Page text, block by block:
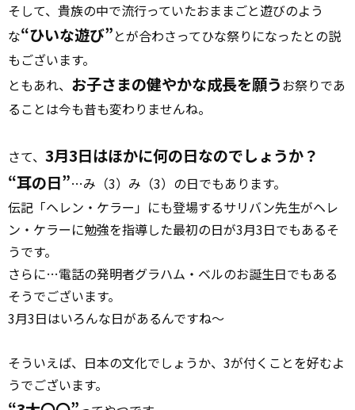
そして、貴族の中で流行っていたおままごと遊びのよう
な“ひいな遊び”とが合わさってひな祭りになったとの説
もございます。
ともあれ、 お子さまの健やかな成長を願うお祭りであ
ることは今も昔も変わりませんね。
さて、 3月3日はほかに何の日なのでしょうか？
“耳の日”…み（3）み（3）の日でもあります。
伝記「ヘレン・ケラー」にも登場するサリバン先生がヘレ
ン・ケラーに勉強を指導した最初の日が3月3日でもあるそ
うです。
さらに…電話の発明者グラハム・ベルのお誕生日でもある
そうでございます。
3月3日はいろんな日があるんですね〜
そういえば、日本の文化でしょうか、3が付くことを好むよ
うでございます。